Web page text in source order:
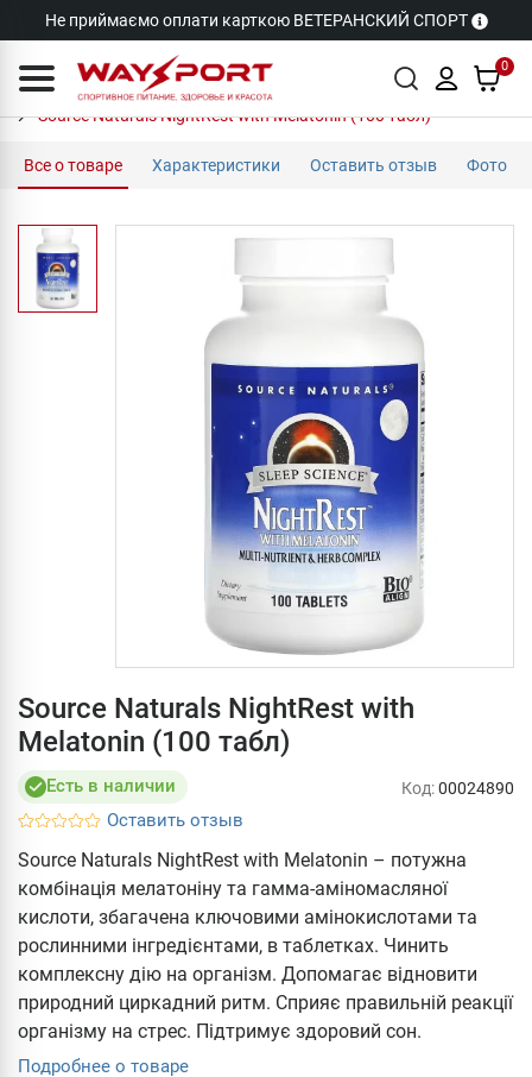
Не приймаємо оплати карткою ВЕТЕРАНСКИЙ СПОРТ
0
Source Naturals NightRest with Melatonin (100 табл)
Все о товаре Характеристики Оставить отзыв Фото
Source Naturals NightRest with
Melatonin (100 табл)
Есть в наличии
Оставить отзыв
Код:00024890
Source Naturals NightRest with Melatonin – потужна
комбінація мелатоніну та гамма-аміномасляної
кислоти, збагачена ключовими амінокислотами та
рослинними інгредієнтами, в таблетках. Чинить
комплексну дію на організм. Допомагає відновити
природний циркадний ритм. Сприяє правильній реакції
організму на стрес. Підтримує здоровий сон.
Подробнее о товаре